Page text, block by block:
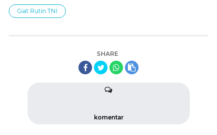
Giat Rutin TNI
SHARE
komentar